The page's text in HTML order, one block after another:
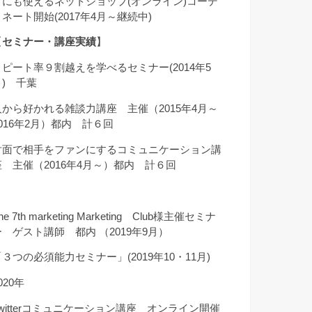
ネート開始(2017年4月～継続中)
セミナー・講座実績】
ピート率９割越えを学べるセミナー(2014年5
) 千葉
から好かれる雑談力講座 主催（2015年4月～
年2月）都内 計６回
面で相手をファンにするコミュニケーション講
主催（2016年4月～）都内 計６回
7th marketing Marketing Club様主催セミナ
ゲスト講師 都内 （2019年9月）
３つの必須能力セミナー」(2019年10・11月)
年
コミュニケーション講座 オンライン開催